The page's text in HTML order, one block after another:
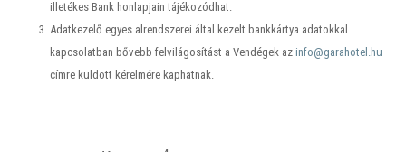
illetékes Bank honlapjain tájékozódhat.
Adatkezelő egyes alrendszerei által kezelt bankkártya adatokkal
kapcsolatban bővebb felvilágosítást a Vendégek az info@garahotel.hu
címre küldött kérelmére kaphatnak.